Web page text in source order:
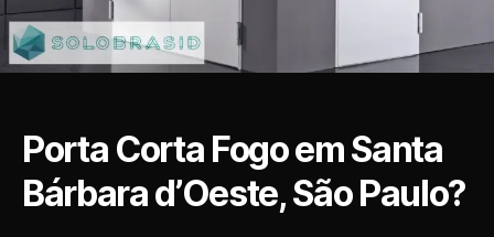
Porta Corta Fogo em Santa
Bárbara d’Oeste, São Paulo?